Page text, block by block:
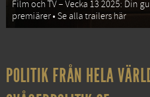
Film och TV – Vecka 13 2025: Din
premiärer • Se alla trailers här
POLITIK FRÅN HELA